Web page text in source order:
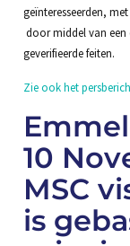
geïnteresseerden,
door middel van een
geverifieerde feiten.
Zie ook het
10
MSC
is